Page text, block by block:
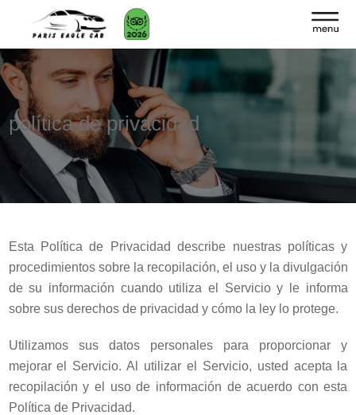
política de privacidad
Esta Política de Privacidad describe nuestras políticas y
procedimientos sobre la recopilación, el uso y la divulgación
de su información cuando utiliza el Servicio y le informa
sobre sus derechos de privacidad y cómo la ley lo protege.
Utilizamos sus datos personales para proporcionar y
mejorar el Servicio. Al utilizar el Servicio, usted acepta la
recopilación y el uso de información de acuerdo con esta
Política de Privacidad.